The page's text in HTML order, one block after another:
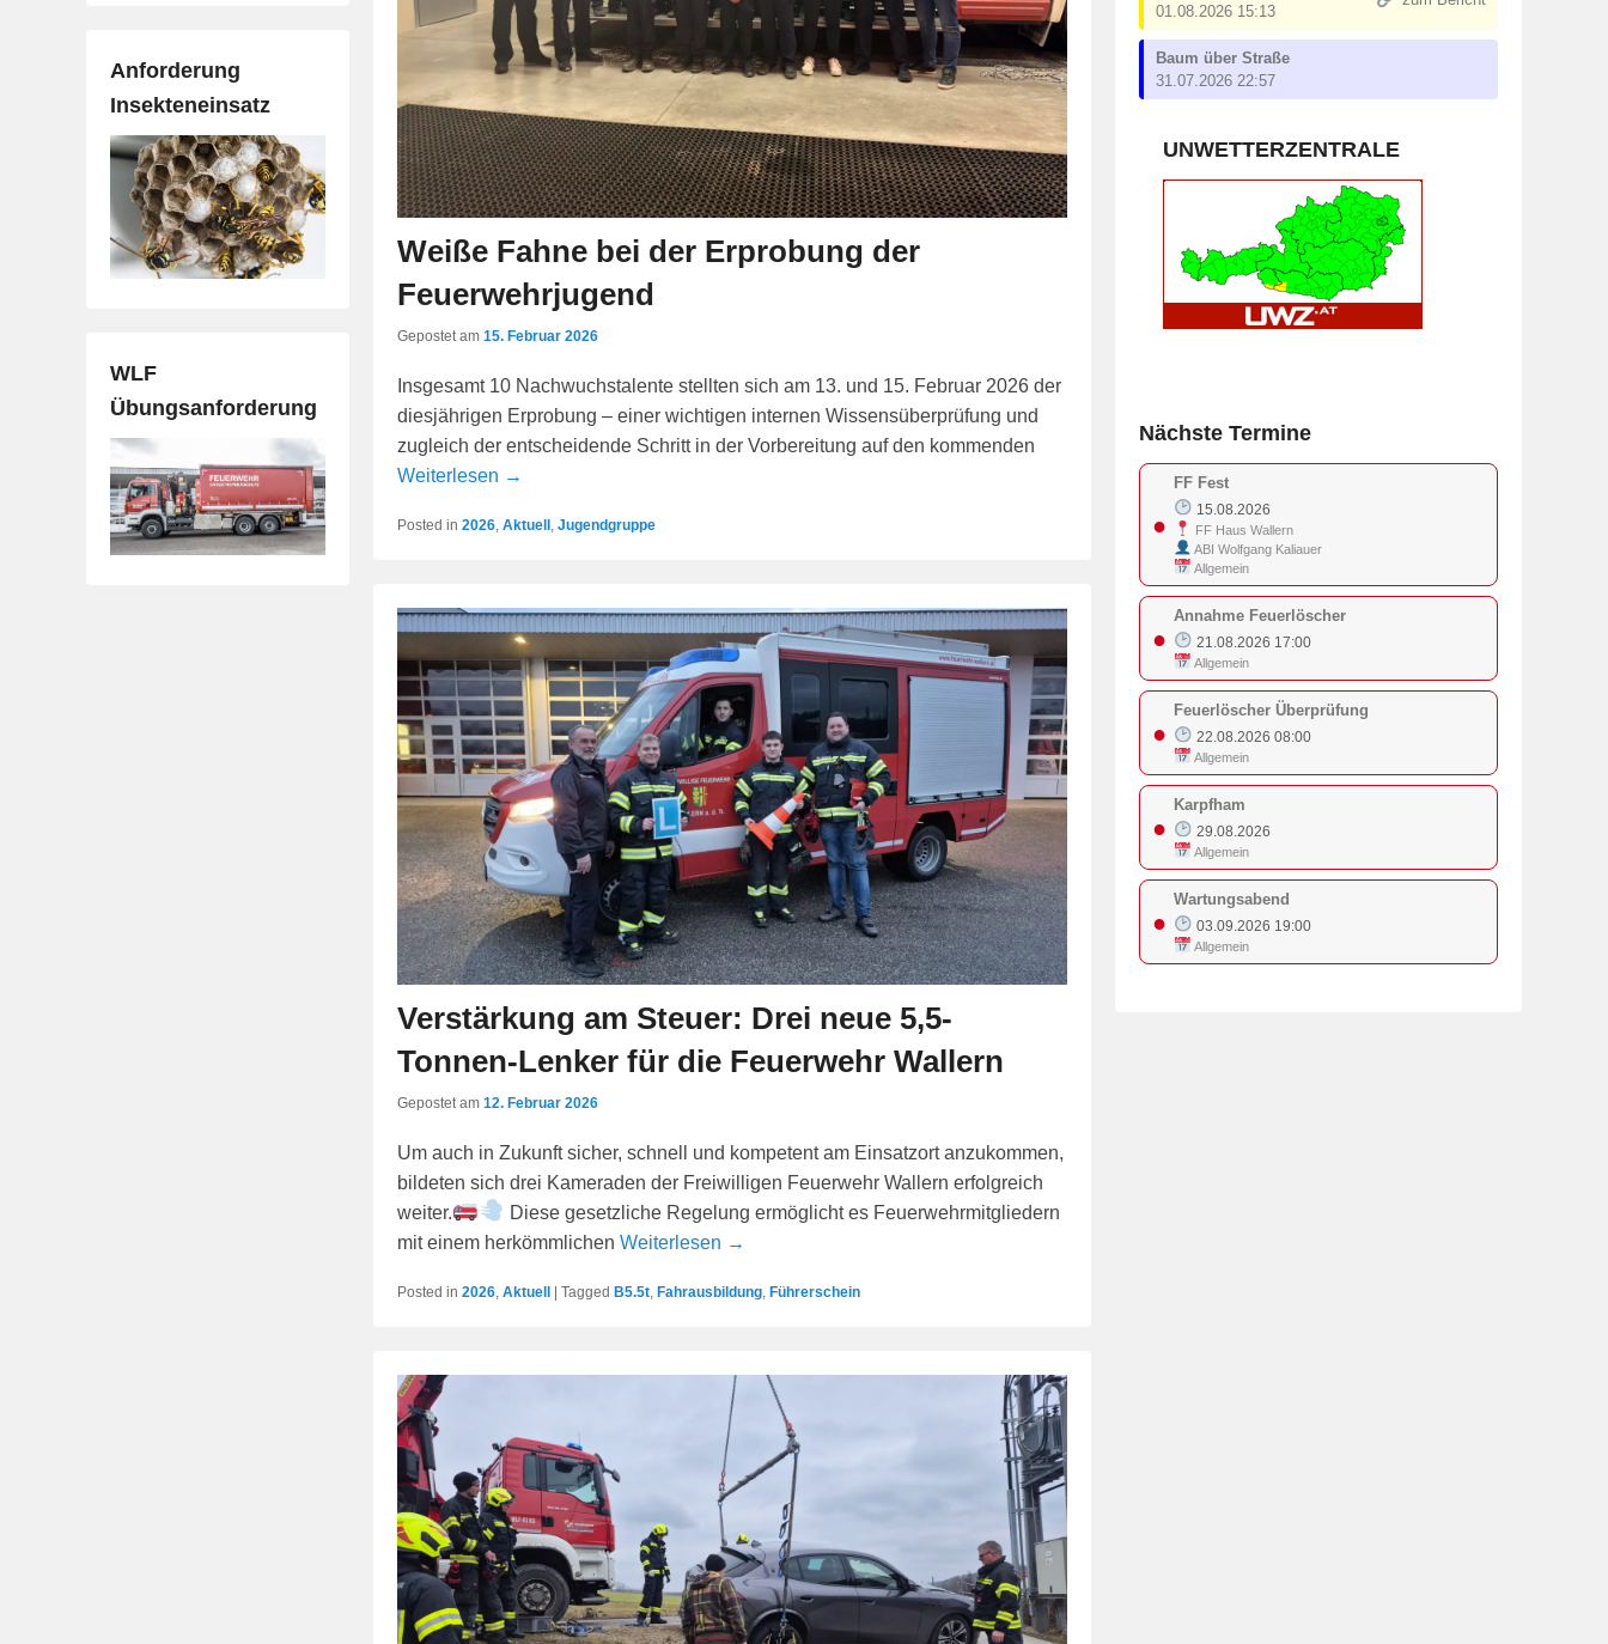
Weiße Fahne bei der Erprobung der
Feuerwehrjugend
Gepostet am 15. Februar 2026
Insgesamt 10 Nachwuchstalente stellten sich am 13. und 15. Februar 2026 der
diesjährigen Erprobung – einer wichtigen internen Wissensüberprüfung und
zugleich der entscheidende Schritt in der Vorbereitung auf den kommenden
Weiterlesen →
Posted in 2026, Aktuell, Jugendgruppe
Verstärkung am Steuer: Drei neue 5,5-
Tonnen-Lenker für die Feuerwehr Wallern
Gepostet am 12. Februar 2026
Um auch in Zukunft sicher, schnell und kompetent am Einsatzort anzukommen,
bildeten sich drei Kameraden der Freiwilligen Feuerwehr Wallern erfolgreich
weiter.
Diese gesetzliche Regelung ermöglicht es Feuerwehrmitgliedern
mit einem herkömmlichen Weiterlesen →
Posted in 2026, Aktuell | Tagged B5.5t, Fahrausbildung, Führerschein
01.08.2026 15:13
Baum über Straße
31.07.2026 22:57
UNWETTERZENTRALE
Nächste Termine
●
FF Fest
15.08.2026
FF Haus Wallern
ABI Wolfgang Kaliauer
Allgemein
●
Annahme Feuerlöscher
21.08.2026 17:00
Allgemein
●
Feuerlöscher Überprüfung
22.08.2026 08:00
Allgemein
●
Karpfham
29.08.2026
Allgemein
●
Wartungsabend
03.09.2026 19:00
Allgemein
Anforderung
Insekteneinsatz
WLF
Übungsanforderung